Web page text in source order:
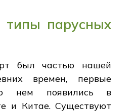
типы парусных
был частью нашей
времен, первые
нем появились в
и Китае. Существуют